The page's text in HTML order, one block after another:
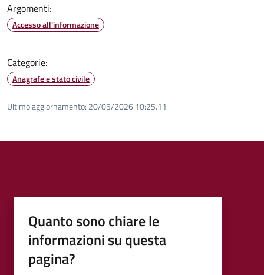
Argomenti:
Accesso all'informazione
Categorie:
Anagrafe e stato civile
Ultimo aggiornamento: 20/05/2026 10:25.11
Quanto sono chiare le
informazioni su questa
pagina?